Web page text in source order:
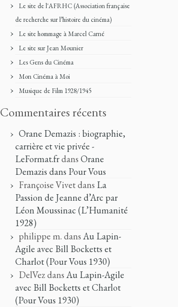
Le site de l'AFRHC (Association française
de recherche sur l’histoire du cinéma)
Le site hommage à Marcel Carné
Le site sur Jean Mounier
Les Gens du Cinéma
Mon Cinéma à Moi
Musique de Film 1928/1945
Commentaires récents
Orane Demazis : biographie,
carrière et vie privée -
LeFormat.frdans Orane
Demazis dans Pour Vous
Françoise Vivetdans La
Passion de Jeanne d’Arc par
Léon Moussinac (L’Humanité
1928)
philippe m. dans Au Lapin-
Agile avec Bill Bocketts et
Charlot (Pour Vous 1930)
DelVezdans Au Lapin-Agile
avec Bill Bocketts et Charlot
(Pour Vous 1930)